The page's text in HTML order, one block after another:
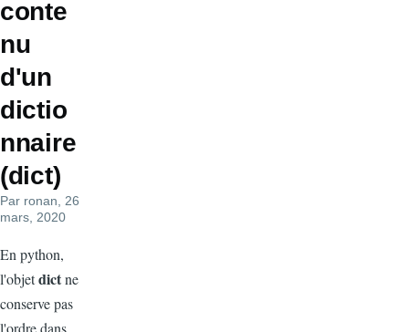
conte
nu
d'un
dictio
nnaire
(dict)
Par ronan , 26
mars, 2020
En python,
l'objetdictne
conserve pas
l'ordre dans